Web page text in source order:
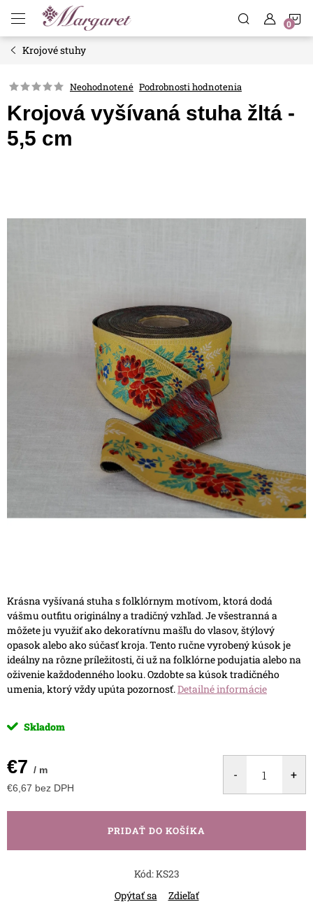
obsah
Krojové stuhy
Neohodnotené Podrobnosti hodnotenia
Krojová vyšívaná stuha žltá -
5,5 cm
Krásna vyšívaná stuha s folklórnym motívom, ktorá dodá
vášmu outfitu originálny a tradičný vzhľad. Je všestranná a
môžete ju využiť ako dekoratívnu mašľu do vlasov, štýlový
opasok alebo ako súčasť kroja. Tento ručne vyrobený kúsok je
ideálny na rôzne príležitosti, či už na folklórne podujatia alebo na
oživenie každodenného looku. Ozdobte sa kúsok tradičného
umenia, ktorý vždy upúta pozornosť.Detailné informácie
Skladom
€7 / m
€6,67 bez DPH
PRIDAŤ DO KOŠÍKA
Kód:KS23
Opýtať sa
Zdieľať